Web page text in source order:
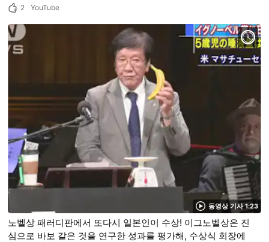
2 YouTube
동영상 기사 1:23
노벨상 패러디판에서 또다시 일본인이 수상! 이그노벨상은 진
심으로 바보 같은 것을 연구한 성과를 평가해, 수상식 회장에